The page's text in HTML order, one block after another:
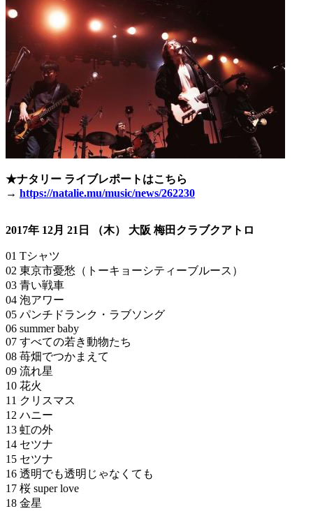
★ナタリー ライブレポートはこちら
→ https://natalie.mu/music/news/262230
2017年 12月 21日 （木） 大阪 梅田クラブクアトロ
01 Tシャツ
02 東京市憂愁（トーキョーシティーブルース）
03 青い戦車
04 泡アワー
05 パンチドランク・ラブソング
06 summer baby
07 すべての若き動物たち
08 苺畑でつかまえて
09 流れ星
10 花火
11 クリスマス
12 ハニー
13 虹の外
14 セツナ
15 セツナ
16 透明でも透明じゃなくても
17 桜 super love
18 金星